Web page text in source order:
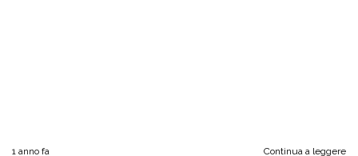
1 anno fa Continua a leggere